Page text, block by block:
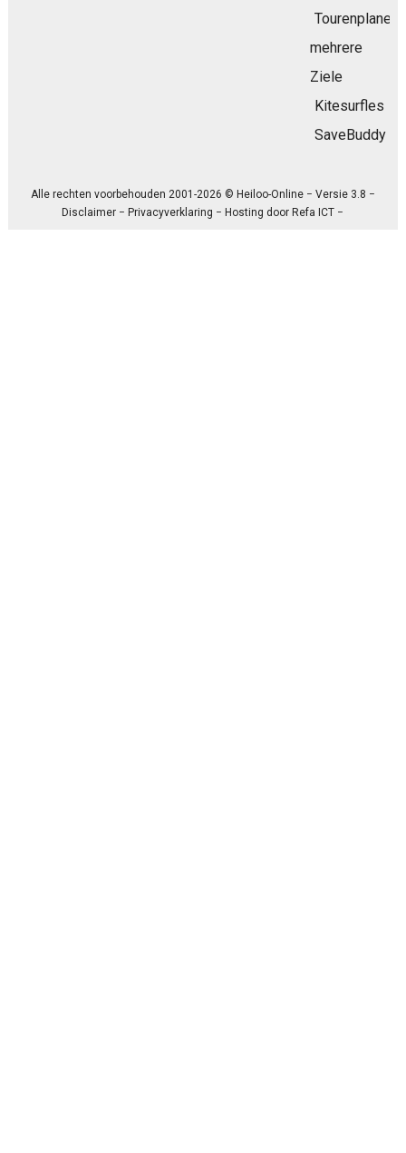
Tourenplaner
mehrere
Ziele
Kitesurfles
SaveBuddy
Alle rechten voorbehouden 2001-2026 © Heiloo-Online − Versie 3.8 −
Disclaimer − Privacyverklaring − Hosting door Refa ICT −